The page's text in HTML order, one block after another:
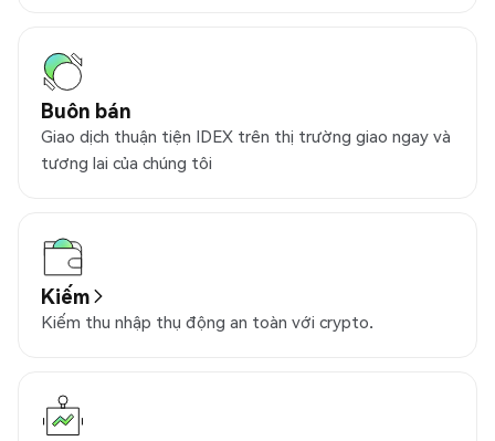
Buôn bán
Giao dịch thuận tiện IDEX trên thị trường giao ngay và
tương lai của chúng tôi
Kiếm
Kiếm thu nhập thụ động an toàn với crypto.